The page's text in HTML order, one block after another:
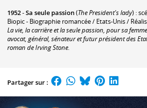
1952-Sa seule passion(The President's lady) :
Biopic - Biographie romancée / Etats-Unis /
La vie, la carrière et la seule passion, pour sa
avocat, général, sénateur et futur président des
roman de Irving Stone.
Partager sur :